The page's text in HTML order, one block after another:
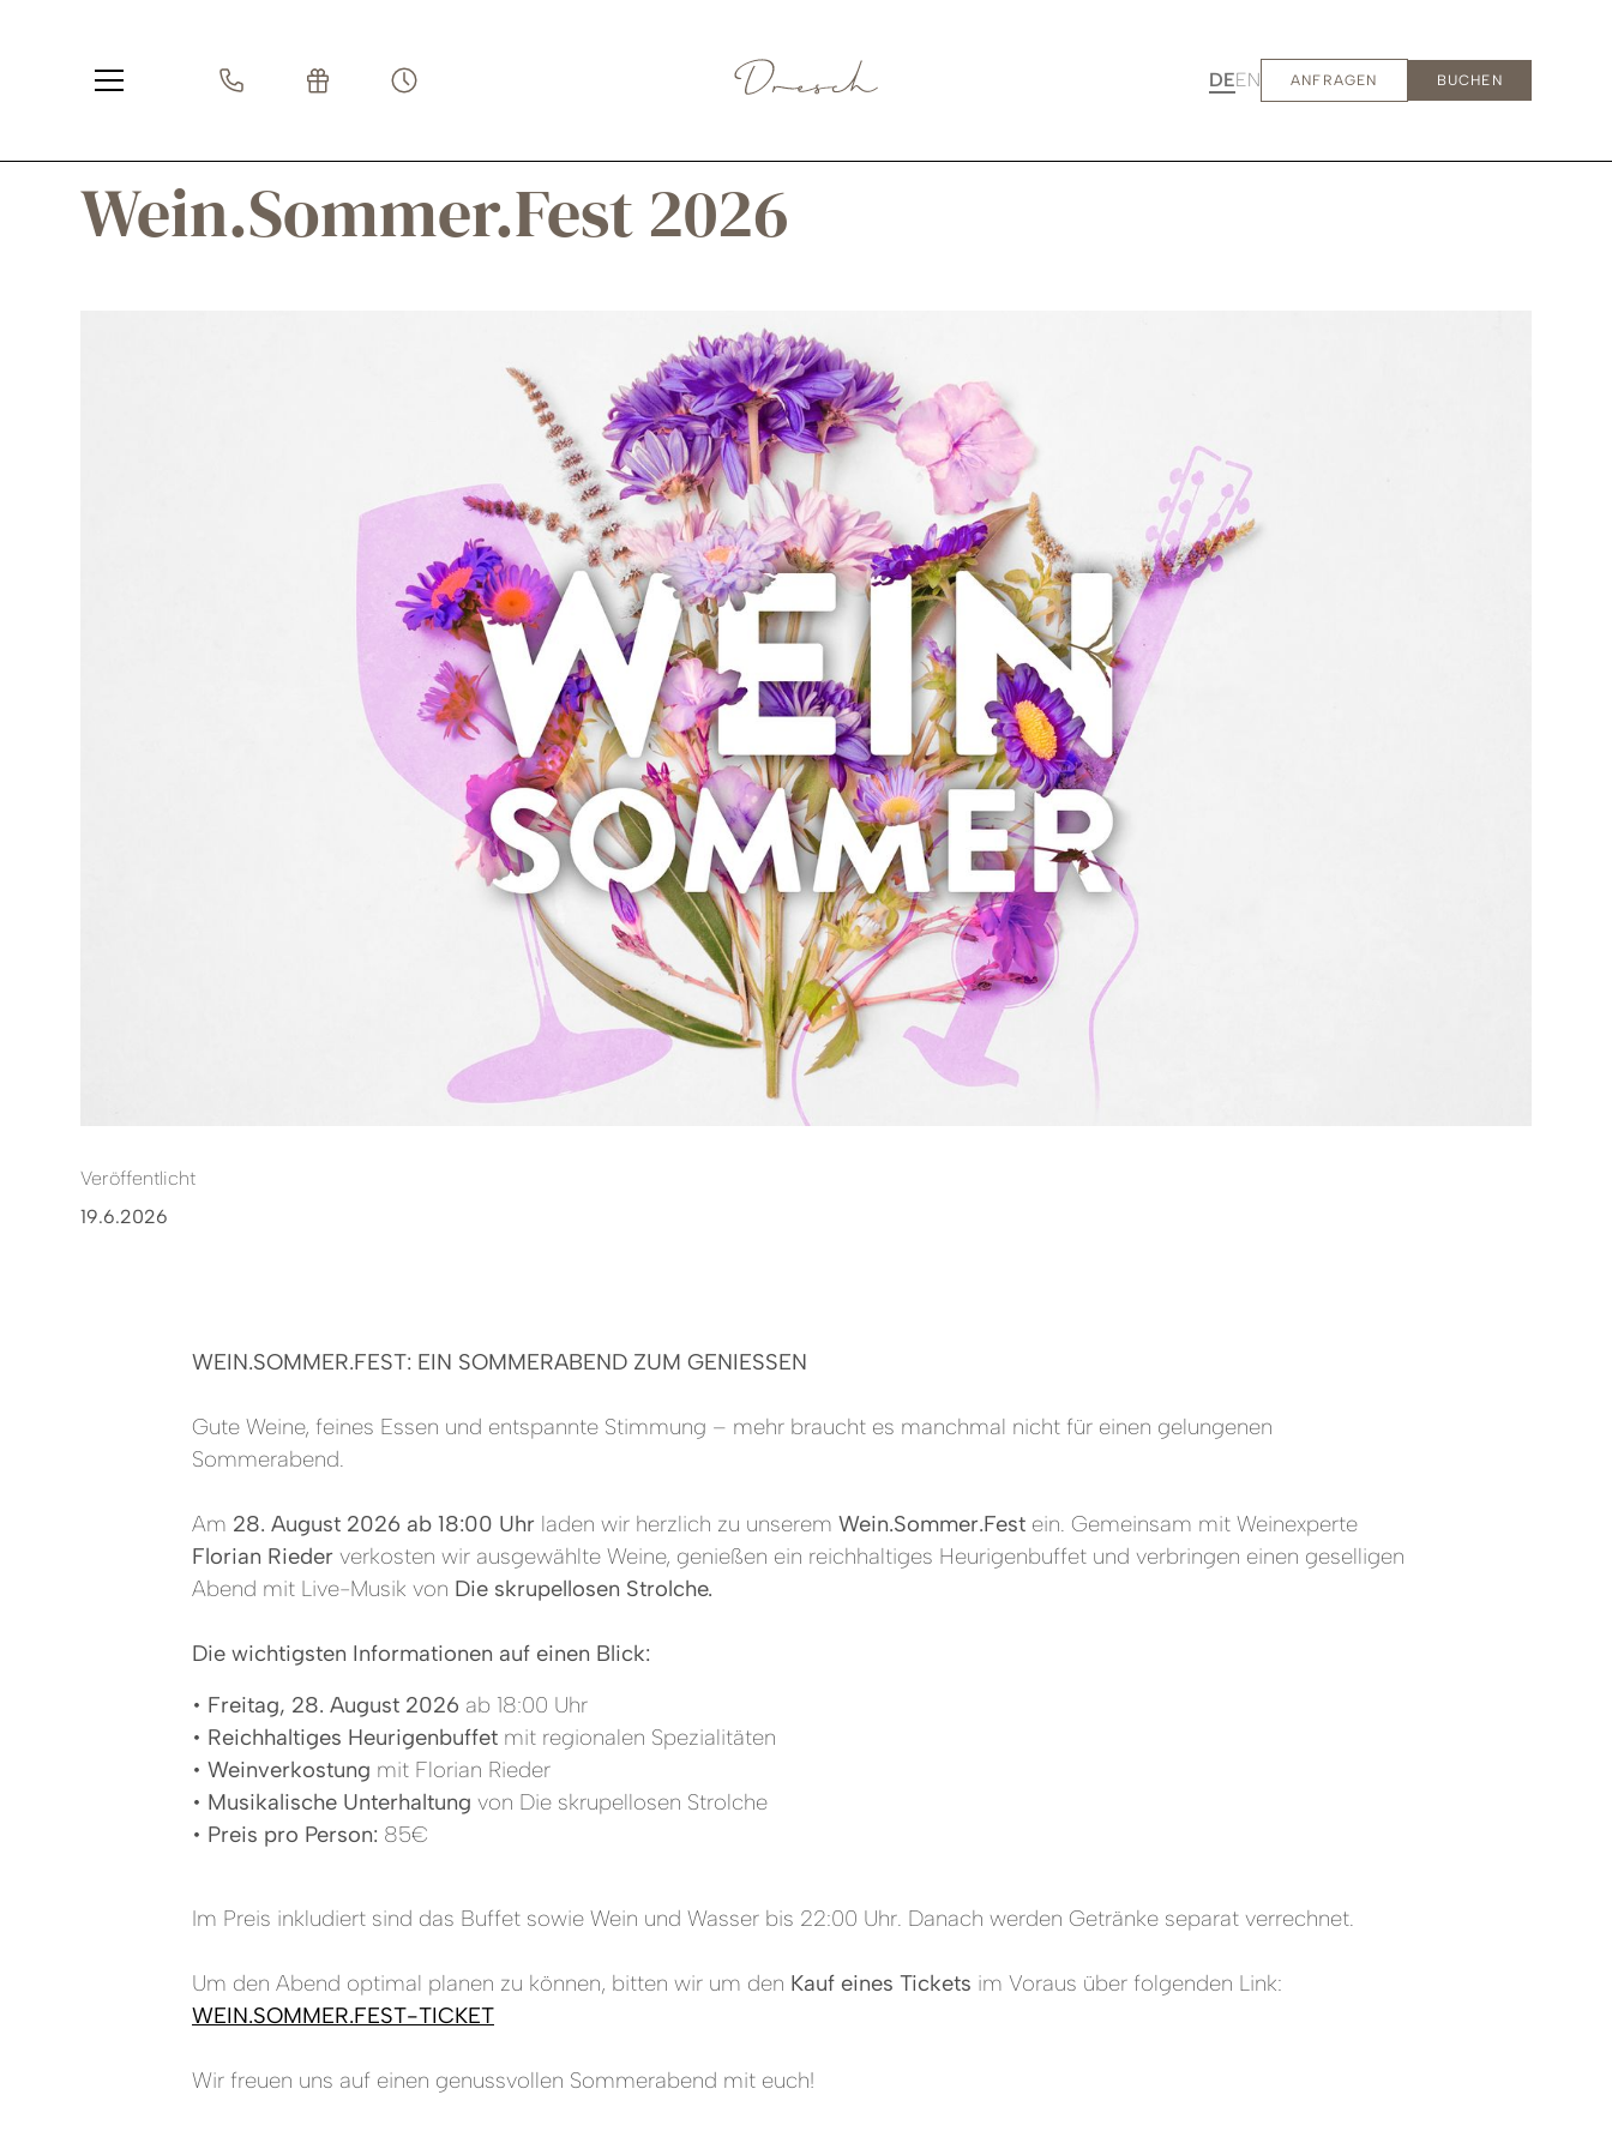
DEEN ANFRAGEN BUCHEN
Wein.Sommer.Fest 2026
Veröffentlicht
19.6.2026
WEIN.SOMMER.FEST: EIN SOMMERABEND ZUM GENIESSEN
Gute Weine, feines Essen und entspannte Stimmung – mehr braucht es manchmal nicht für einen gelungenen
Sommerabend.
Am 28. August 2026 ab 18:00 Uhr laden wir herzlich zu unserem Wein.Sommer.Fest ein. Gemeinsam mit Weinexperte
Florian Rieder verkosten wir ausgewählte Weine, genießen ein reichhaltiges Heurigenbuffet und verbringen einen geselligen
Abend mit Live-Musik von Die skrupellosen Strolche.
Die wichtigsten Informationen auf einen Blick:
• Freitag, 28. August 2026 ab 18:00 Uhr
• Reichhaltiges Heurigenbuffet mit regionalen Spezialitäten
• Weinverkostung mit Florian Rieder
• Musikalische Unterhaltung von Die skrupellosen Strolche
• Preis pro Person: 85€
Im Preis inkludiert sind das Buffet sowie Wein und Wasser bis 22:00 Uhr. Danach werden Getränke separat verrechnet.
Um den Abend optimal planen zu können, bitten wir um den Kauf eines Tickets im Voraus über folgenden Link:
WEIN.SOMMER.FEST-TICKET
Wir freuen uns auf einen genussvollen Sommerabend mit euch!